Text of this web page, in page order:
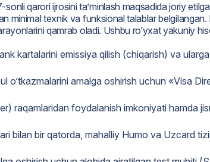
qarori ijrosini ta’minlash maqsadida joriy
minimal texnik va funksional talablar
qamrab oladi. Ushbu ro‘yxat yakuniy
kartalarini emissiya qilish (chiqarish) va
o‘tkazmalarini amalga oshirish uchun «Visa
raqamlaridan foydalanish imkoniyati hamda
bilan bir qatorda, mahalliy Humo va Uzcard